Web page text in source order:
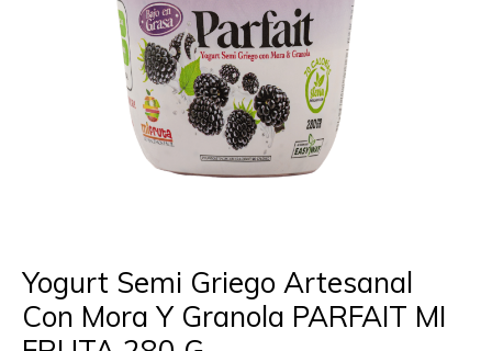
Yogurt Semi Griego Artesanal
Con Mora Y Granola PARFAIT MI